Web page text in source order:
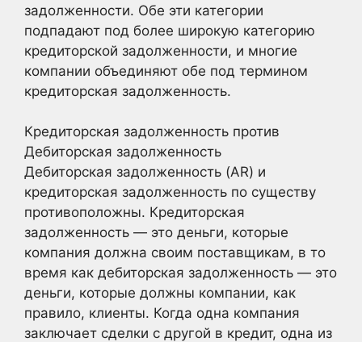
задолженности. Обе эти категории
подпадают под более широкую категорию
кредиторской задолженности, и многие
компании объединяют обе под термином
кредиторская задолженность.
Кредиторская задолженность против
Дебиторская задолженность
Дебиторская задолженность (AR) и
кредиторская задолженность по существу
противоположны. Кредиторская
задолженность — это деньги, которые
компания должна своим поставщикам, в то
время как дебиторская задолженность — это
деньги, которые должны компании, как
правило, клиенты. Когда одна компания
заключает сделки с другой в кредит, одна из